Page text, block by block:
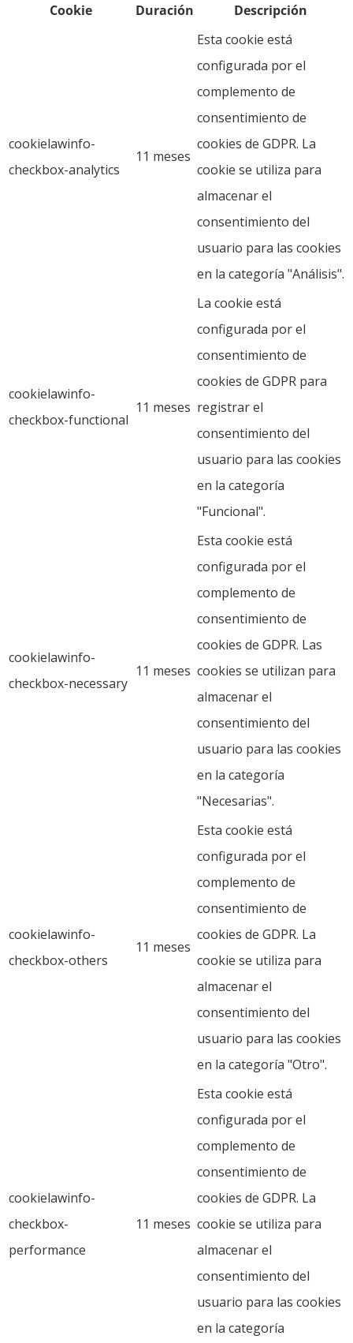
Cookie
Duración Descripción
cookielawinfo-
checkbox-analytics
11 meses
Esta cookie está
configurada por el
complemento de
consentimiento de
cookies de GDPR. La
cookie se utiliza para
almacenar el
consentimiento del
usuario para las cookies
en la categoría "Análisis".
cookielawinfo-
checkbox-functional
11 meses
La cookie está
configurada por el
consentimiento de
cookies de GDPR para
registrar el
consentimiento del
usuario para las cookies
en la categoría
"Funcional".
cookielawinfo-
checkbox-necessary
11 meses
Esta cookie está
configurada por el
complemento de
consentimiento de
cookies de GDPR. Las
cookies se utilizan para
almacenar el
consentimiento del
usuario para las cookies
en la categoría
"Necesarias".
cookielawinfo-
checkbox-others
11 meses
Esta cookie está
configurada por el
complemento de
consentimiento de
cookies de GDPR. La
cookie se utiliza para
almacenar el
consentimiento del
usuario para las cookies
en la categoría "Otro".
cookielawinfo-
checkbox-
performance
11 meses
Esta cookie está
configurada por el
complemento de
consentimiento de
cookies de GDPR. La
cookie se utiliza para
almacenar el
consentimiento del
usuario para las cookies
en la categoría